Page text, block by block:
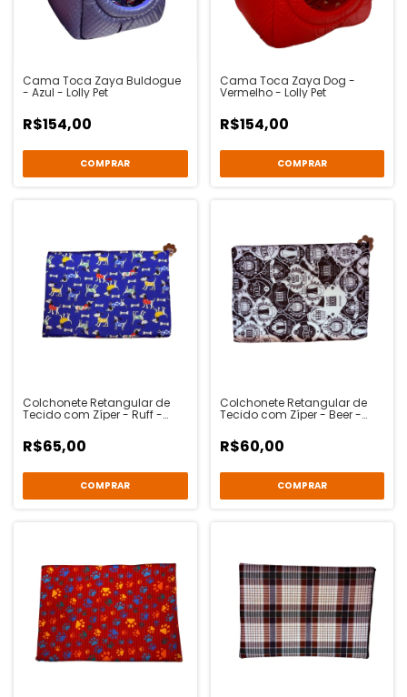
Cama Toca Zaya Buldogue
- Azul - Lolly Pet
R$154,00
COMPRAR
Cama Toca Zaya Dog -
Vermelho - Lolly Pet
R$154,00
COMPRAR
Colchonete Retangular de
Tecido com Zíper - Ruff -
R$65,00
COMPRAR
Colchonete Retangular de
Tecido com Zíper - Beer -
R$60,00
COMPRAR